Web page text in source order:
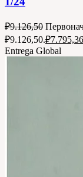
₽9.126,50
₽9.126,50.₽7.795,36
Entrega Global